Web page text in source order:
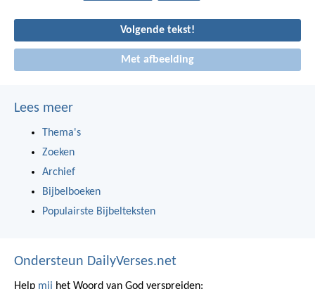
Volgende tekst!
Met afbeelding
Lees meer
Thema's
Zoeken
Archief
Bijbelboeken
Populairste Bijbelteksten
Ondersteun DailyVerses.net
Help mij het Woord van God verspreiden: